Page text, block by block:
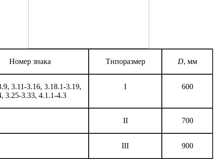
Номер знака Типоразмер D, мм
3.11-3.16, 3.18.1-3.19,
3.25-3.33, 4.1.1-4.3
I 600
II 700
III 900